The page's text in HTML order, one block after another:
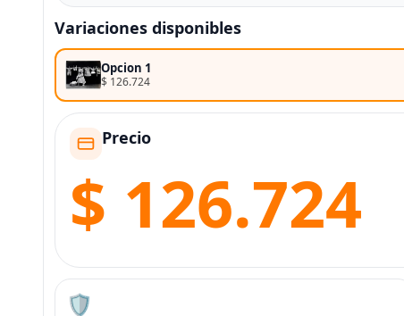
Variaciones disponibles
Opcion 1
$ 126.724
Precio
$ 126.724
🛡️